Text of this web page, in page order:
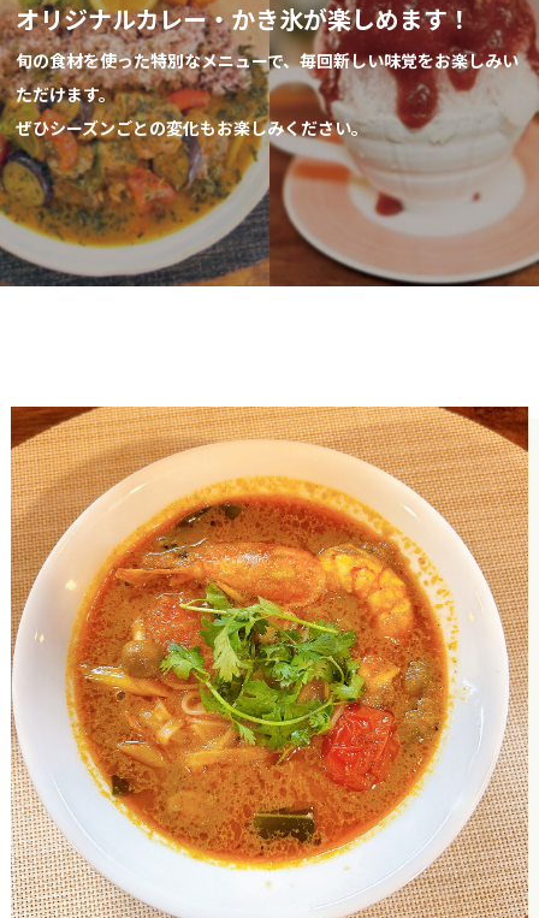
オリジナルカレー・かき氷が楽しめます！
旬の食材を使った特別なメニューで、毎回新しい味覚をお楽しみい
ただけます。
ぜひシーズンごとの変化もお楽しみください。